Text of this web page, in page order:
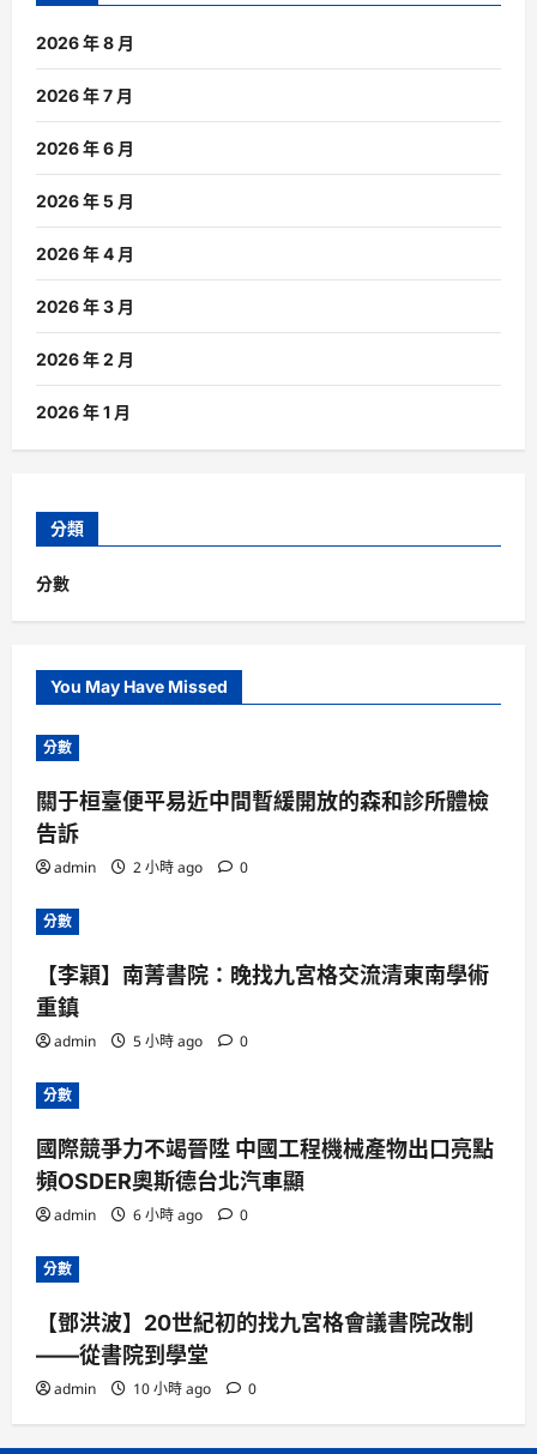
2026 年 8 月
2026 年 7 月
2026 年 6 月
2026 年 5 月
2026 年 4 月
2026 年 3 月
2026 年 2 月
2026 年 1 月
分類
分數
You May Have Missed
分數
關于桓臺便平易近中間暫緩開放的森和診所體檢
告訴
admin 2 小時 ago 0
分數
【李穎】南菁書院：晚找九宮格交流清東南學術
重鎮
admin 5 小時 ago 0
分數
國際競爭力不竭晉陞 中國工程機械產物出口亮點
頻OSDER奧斯德台北汽車顯
admin 6 小時 ago 0
分數
【鄧洪波】20世紀初的找九宮格會議書院改制
——從書院到學堂
admin 10 小時 ago 0